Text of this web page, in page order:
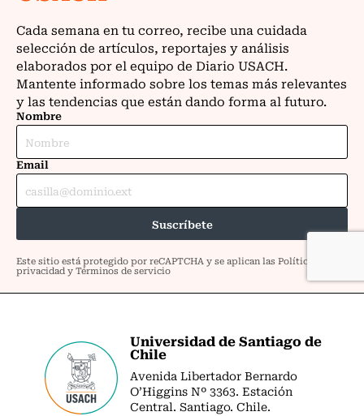
Universidad de Santiago de
Chile
Avenida Libertador Bernardo
O’Higgins Nº 3363. Estación
Central. Santiago. Chile.